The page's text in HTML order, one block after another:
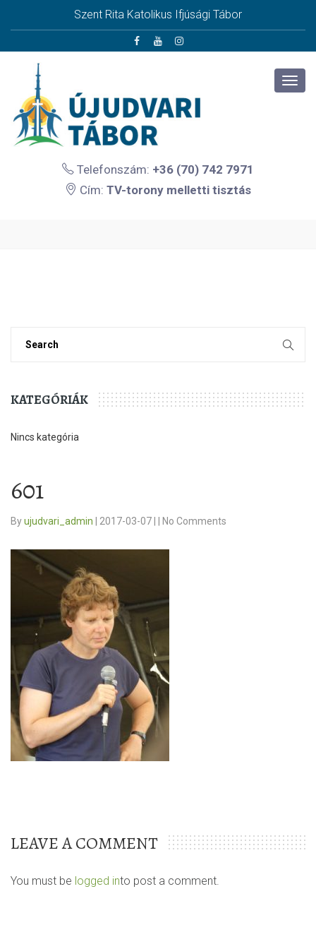
Szent Rita Katolikus Ifjúsági Tábor
Telefonszám: +36 (70) 742 7971
Cím: TV-torony melletti tisztás
KATEGÓRIÁK
Nincs kategória
601
Byujudvari_admin 2017-03-07 No Comments
LEAVE A COMMENT
You must be logged into post a comment.